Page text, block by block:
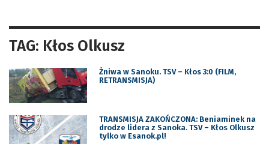
TAG: Kłos Olkusz
Żniwa w Sanoku. TSV – Kłos 3:0 (FILM,
RETRANSMISJA)
TRANSMISJA ZAKOŃCZONA: Beniaminek na
drodze lidera z Sanoka. TSV – Kłos Olkusz
tylko w Esanok.pl!